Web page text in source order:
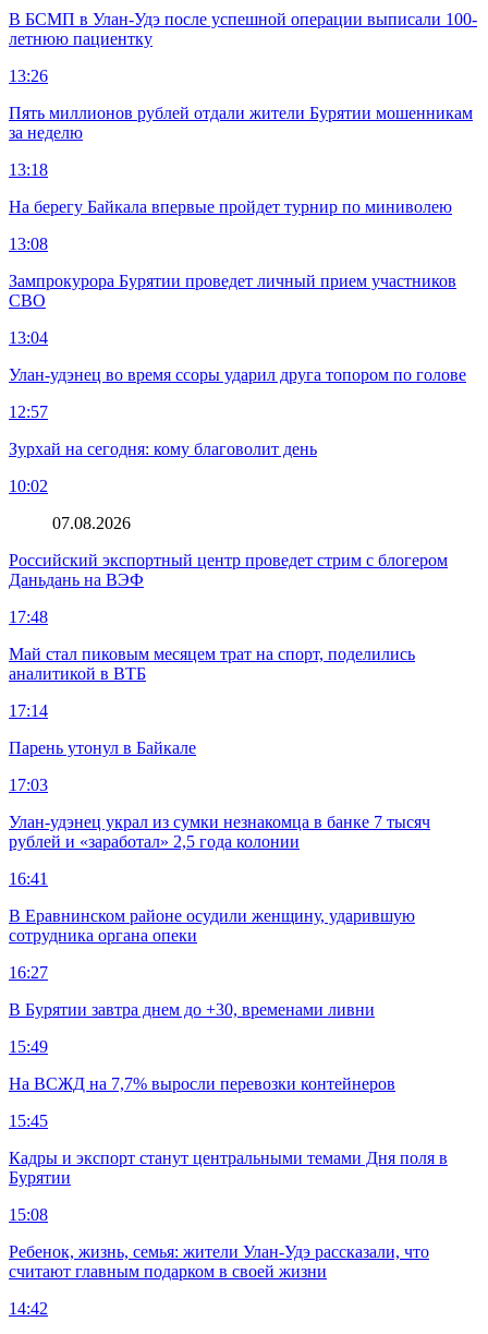
В БСМП в Улан-Удэ после успешной операции выписали 100-
летнюю пациентку
13:26
Пять миллионов рублей отдали жители Бурятии мошенникам
за неделю
13:18
На берегу Байкала впервые пройдет турнир по миниволею
13:08
Зампрокурора Бурятии проведет личный прием участников
СВО
13:04
Улан-удэнец во время ссоры ударил друга топором по голове
12:57
Зурхай на сегодня: кому благоволит день
10:02
07.08.2026
Российский экспортный центр проведет стрим с блогером
Даньдань на ВЭФ
17:48
Май стал пиковым месяцем трат на спорт, поделились
аналитикой в ВТБ
17:14
Парень утонул в Байкале
17:03
Улан-удэнец украл из сумки незнакомца в банке 7 тысяч
рублей и «заработал» 2,5 года колонии
16:41
В Еравнинском районе осудили женщину, ударившую
сотрудника органа опеки
16:27
В Бурятии завтра днем до +30, временами ливни
15:49
На ВСЖД на 7,7% выросли перевозки контейнеров
15:45
Кадры и экспорт станут центральными темами Дня поля в
Бурятии
15:08
Ребенок, жизнь, семья: жители Улан-Удэ рассказали, что
считают главным подарком в своей жизни
14:42